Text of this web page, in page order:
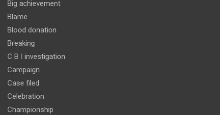
Big achievement
Blame
Blood donation
Breaking
C B I investigation
Campaign
Case filed
Celebration
Championship